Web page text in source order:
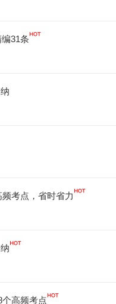
31条
考点，省时省力
高频考点